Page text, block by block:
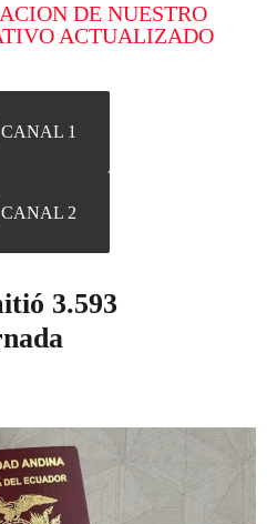
DE NUESTRO
ACTUALIZADO
CANAL 1
CANAL 2
3.593